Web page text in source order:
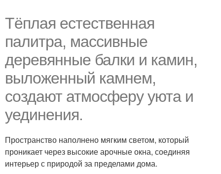
Тёплая естественная
палитра, массивные
деревянные балки и камин,
выложенный камнем,
создают атмосферу уюта и
уединения.
Пространство наполнено мягким светом, который
проникает через высокие арочные окна, соединяя
интерьер с природой за пределами дома.